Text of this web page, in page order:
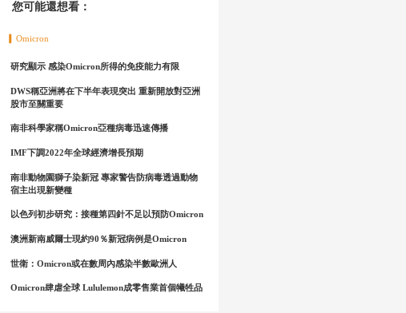
您可能還想看：
Omicron
研究顯示 感染Omicron所得的免疫能力有限
DWS稱亞洲將在下半年表現突出 重新開放對亞洲
股市至關重要
南非科學家稱Omicron亞種病毒迅速傳播
IMF下調2022年全球經濟增長預期
南非動物園獅子染新冠 專家警告防病毒透過動物
宿主出現新變種
以色列初步研究：接種第四針不足以預防Omicron
澳洲新南威爾士現約90％新冠病例是Omicron
世衛：Omicron或在數周內感染半數歐洲人
Omicron肆虐全球 Lululemon成零售業首個犧牲品